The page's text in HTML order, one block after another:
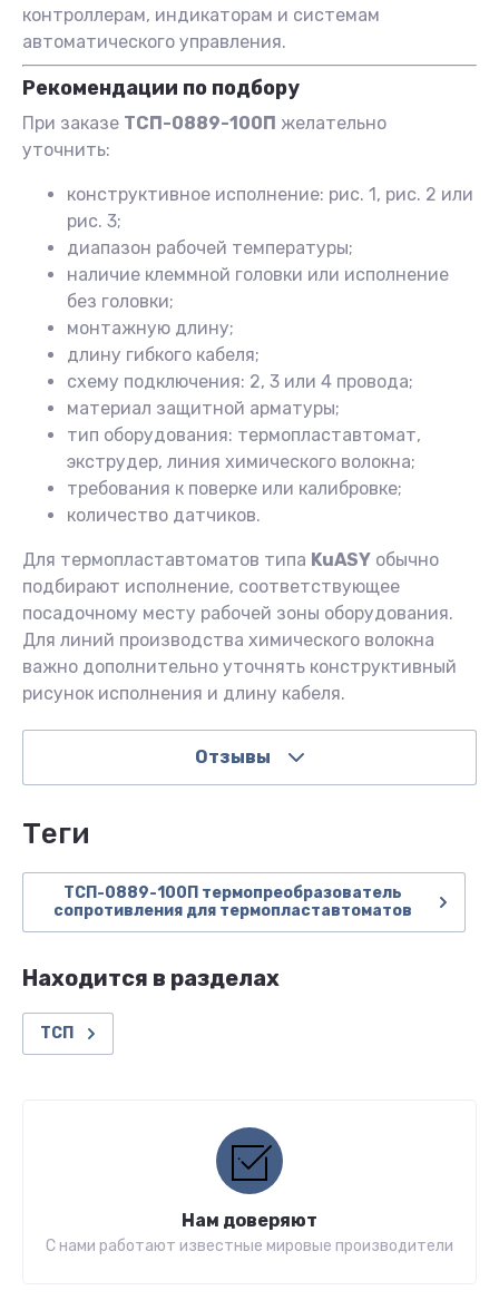
контроллерам, индикаторам и системам
автоматического управления.
Рекомендации по подбору
При заказе ТСП-0889-100П желательно
уточнить:
конструктивное исполнение: рис. 1, рис. 2 или
рис. 3;
диапазон рабочей температуры;
наличие клеммной головки или исполнение
без головки;
монтажную длину;
длину гибкого кабеля;
схему подключения: 2, 3 или 4 провода;
материал защитной арматуры;
тип оборудования: термопластавтомат,
экструдер, линия химического волокна;
требования к поверке или калибровке;
количество датчиков.
Для термопластавтоматов типа KuASY обычно
подбирают исполнение, соответствующее
посадочному месту рабочей зоны оборудования.
Для линий производства химического волокна
важно дополнительно уточнять конструктивный
рисунок исполнения и длину кабеля.
Отзывы
теги
ТСП-0889-100П термопреобразователь
сопротивления для термопластавтоматов
Находится в разделах
ТСП
Нам доверяют
С нами работают известные мировые производители